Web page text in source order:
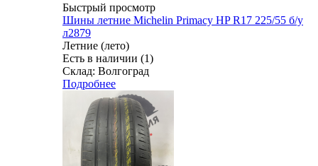
Быстрый просмотр
Шины летние Michelin Primacy HP R17 225/55 б/у
л2879
Летние (лето)
Есть в наличии (1)
Склад: Волгоград
Подробнее